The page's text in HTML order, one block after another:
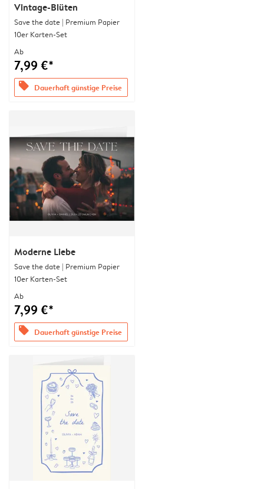
Vintage-Blüten
Save the date | Premium Papier
10er Karten-Set
Ab
7,99 €*
offers Dauerhaft günstige Preise
Moderne Liebe
Save the date | Premium Papier
10er Karten-Set
Ab
7,99 €*
offers Dauerhaft günstige Preise